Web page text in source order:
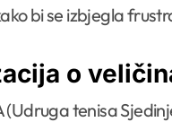
bi se izbjegla
o
(Udruga tenisa